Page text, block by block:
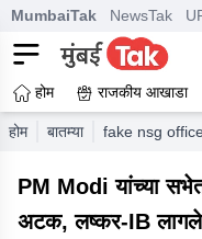
MumbaiTak NewsTak
होम राजकीय आखाडा
होम बातम्या fake nsg
PM Modi यांच्या
अटक, लष्कर-IB लागले